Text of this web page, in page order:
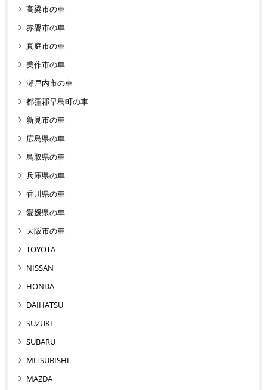
高梁市の車
赤磐市の車
真庭市の車
美作市の車
瀬戸内市の車
都窪郡早島町の車
新見市の車
広島県の車
鳥取県の車
兵庫県の車
香川県の車
愛媛県の車
大阪市の車
TOYOTA
NISSAN
HONDA
DAIHATSU
SUZUKI
SUBARU
MITSUBISHI
MAZDA